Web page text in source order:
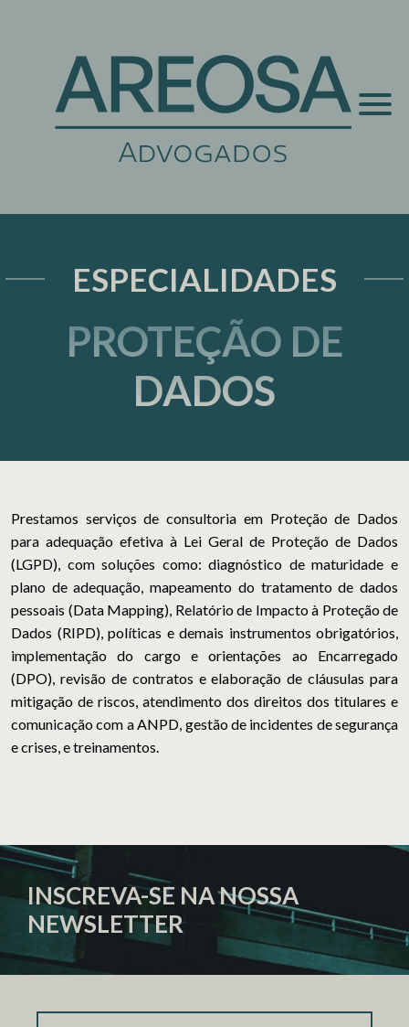
ESPECIALIDADES
PROTEÇÃO DE
DADOS
Prestamos serviços de consultoria em Proteção de Dados
para adequação efetiva à Lei Geral de Proteção de Dados
(LGPD), com soluções como: diagnóstico de maturidade e
plano de adequação, mapeamento do tratamento de dados
pessoais (Data Mapping), Relatório de Impacto à Proteção de
Dados (RIPD), políticas e demais instrumentos obrigatórios,
implementação do cargo e orientações ao Encarregado
(DPO), revisão de contratos e elaboração de cláusulas para
mitigação de riscos, atendimento dos direitos dos titulares e
comunicação com a ANPD, gestão de incidentes de segurança
e crises, e treinamentos.
INSCREVA-SE NA NOSSA
NEWSLETTER